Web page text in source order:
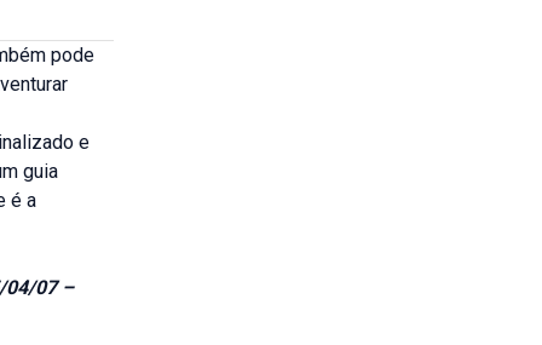
pode
e
guia
é a
04/07 –